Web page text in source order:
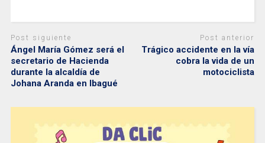
Post siguiente
Ángel María Gómez será el
secretario de Hacienda
durante la alcaldía de
Johana Aranda en Ibagué
Post anterior
Trágico accidente en la vía
cobra la vida de un
motociclista